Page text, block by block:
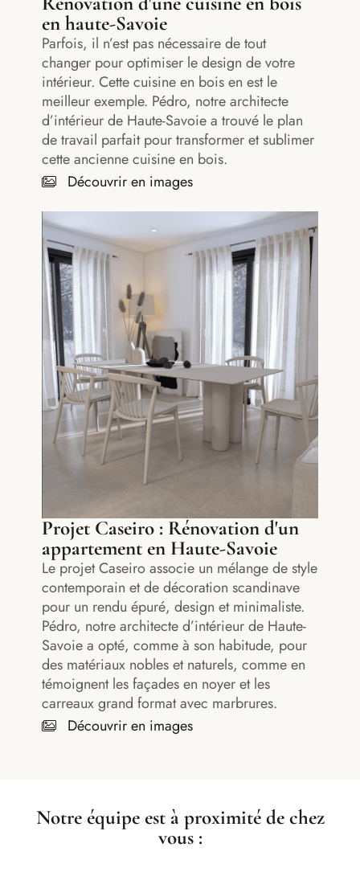
en haute-Savoie
Parfois, il n’est pas nécessaire de tout
changer pour optimiser le design de votre
intérieur. Cette cuisine en bois en est le
meilleur exemple. Pédro, notre architecte
d’intérieur de Haute-Savoie a trouvé le plan
de travail parfait pour transformer et sublimer
cette ancienne cuisine en bois.
Découvrir en images
Projet Caseiro : Rénovation d'un
appartement en Haute-Savoie
Le projet Caseiro associe un mélange de style
contemporain et de décoration scandinave
pour un rendu épuré, design et minimaliste.
Pédro, notre architecte d’intérieur de Haute-
Savoie a opté, comme à son habitude, pour
des matériaux nobles et naturels, comme en
témoignent les façades en noyer et les
carreaux grand format avec marbrures.
Découvrir en images
Notre équipe est à proximité de chez
vous :